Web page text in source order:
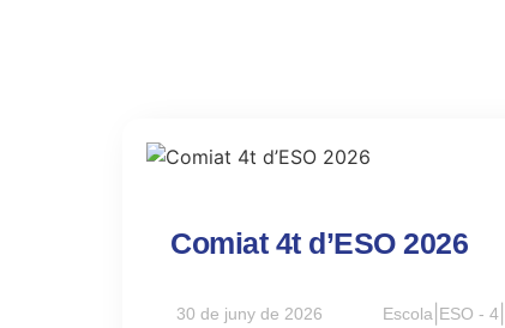
Comiat 4t d’ESO 2026
30 de juny de 2026 Escola ESO - 4